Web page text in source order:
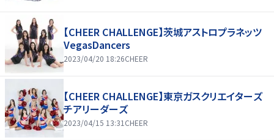
【CHEER CHALLENGE】茨城アストロプラネッツ
VegasDancers
2023/04/20 18:26CHEER
【CHEER CHALLENGE】東京ガスクリエイターズ
チアリーダーズ
2023/04/15 13:31 CHEER